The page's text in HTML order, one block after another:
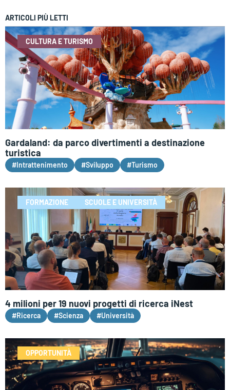
ARTICOLI PIÙ LETTI
CULTURA E TURISMO
Gardaland: da parco divertimenti a destinazione
turistica
#Intrattenimento #Sviluppo #Turismo
FORMAZIONE SCUOLE E UNIVERSITÀ
4 milioni per 19 nuovi progetti di ricerca iNest
#Ricerca #Scienza #Università
OPPORTUNITÀ